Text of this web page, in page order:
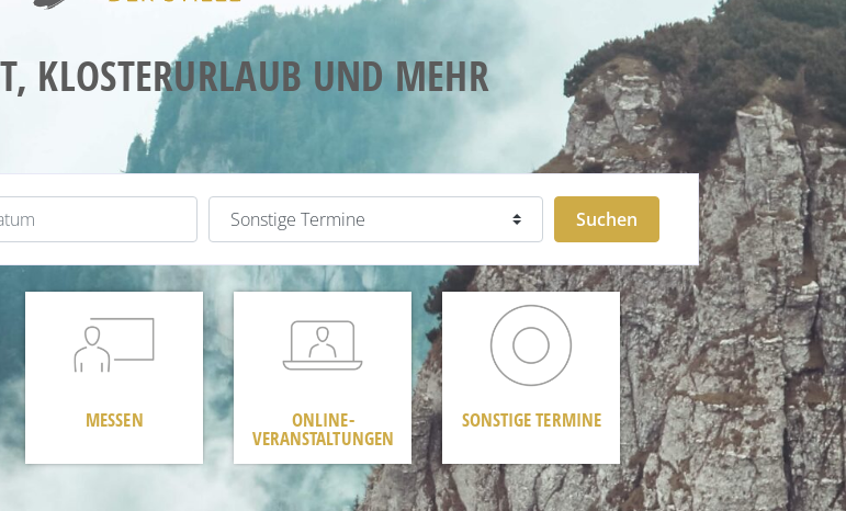
KLOSTERURLAUB UND MEHR
Kategorie
SuchenSuchen
MESSEN ONLINE-
VERANSTALTUNGEN
SONSTIGE TERMINE